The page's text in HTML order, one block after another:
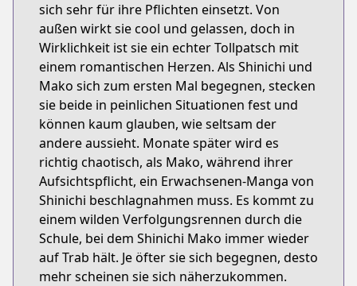
sich sehr für ihre Pflichten einsetzt. Von
außen wirkt sie cool und gelassen, doch in
Wirklichkeit ist sie ein echter Tollpatsch mit
einem romantischen Herzen. Als Shinichi und
Mako sich zum ersten Mal begegnen, stecken
sie beide in peinlichen Situationen fest und
können kaum glauben, wie seltsam der
andere aussieht. Monate später wird es
richtig chaotisch, als Mako, während ihrer
Aufsichtspflicht, ein Erwachsenen-Manga von
Shinichi beschlagnahmen muss. Es kommt zu
einem wilden Verfolgungsrennen durch die
Schule, bei dem Shinichi Mako immer wieder
auf Trab hält. Je öfter sie sich begegnen, desto
mehr scheinen sie sich näherzukommen.